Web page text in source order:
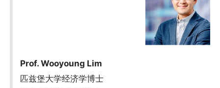
Prof. Wooyoung Lim
匹兹堡大学经济学博士